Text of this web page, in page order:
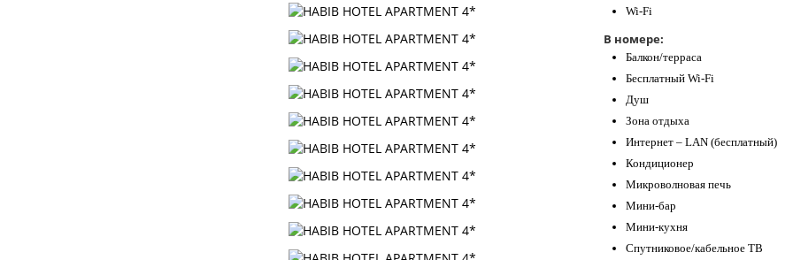
Wi-Fi
В номере:
Балкон/терраса
Бесплатный Wi-Fi
Душ
Зона отдыха
Интернет – LAN (бесплатный)
Кондиционер
Микроволновая печь
Мини-бар
Мини-кухня
Спутниковое/кабельное ТВ